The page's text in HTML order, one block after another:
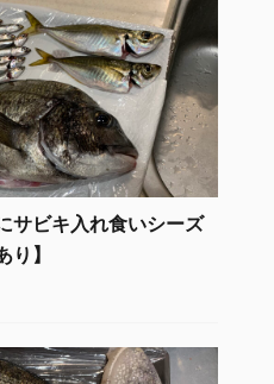
サビキ入れ食いシーズ
り】